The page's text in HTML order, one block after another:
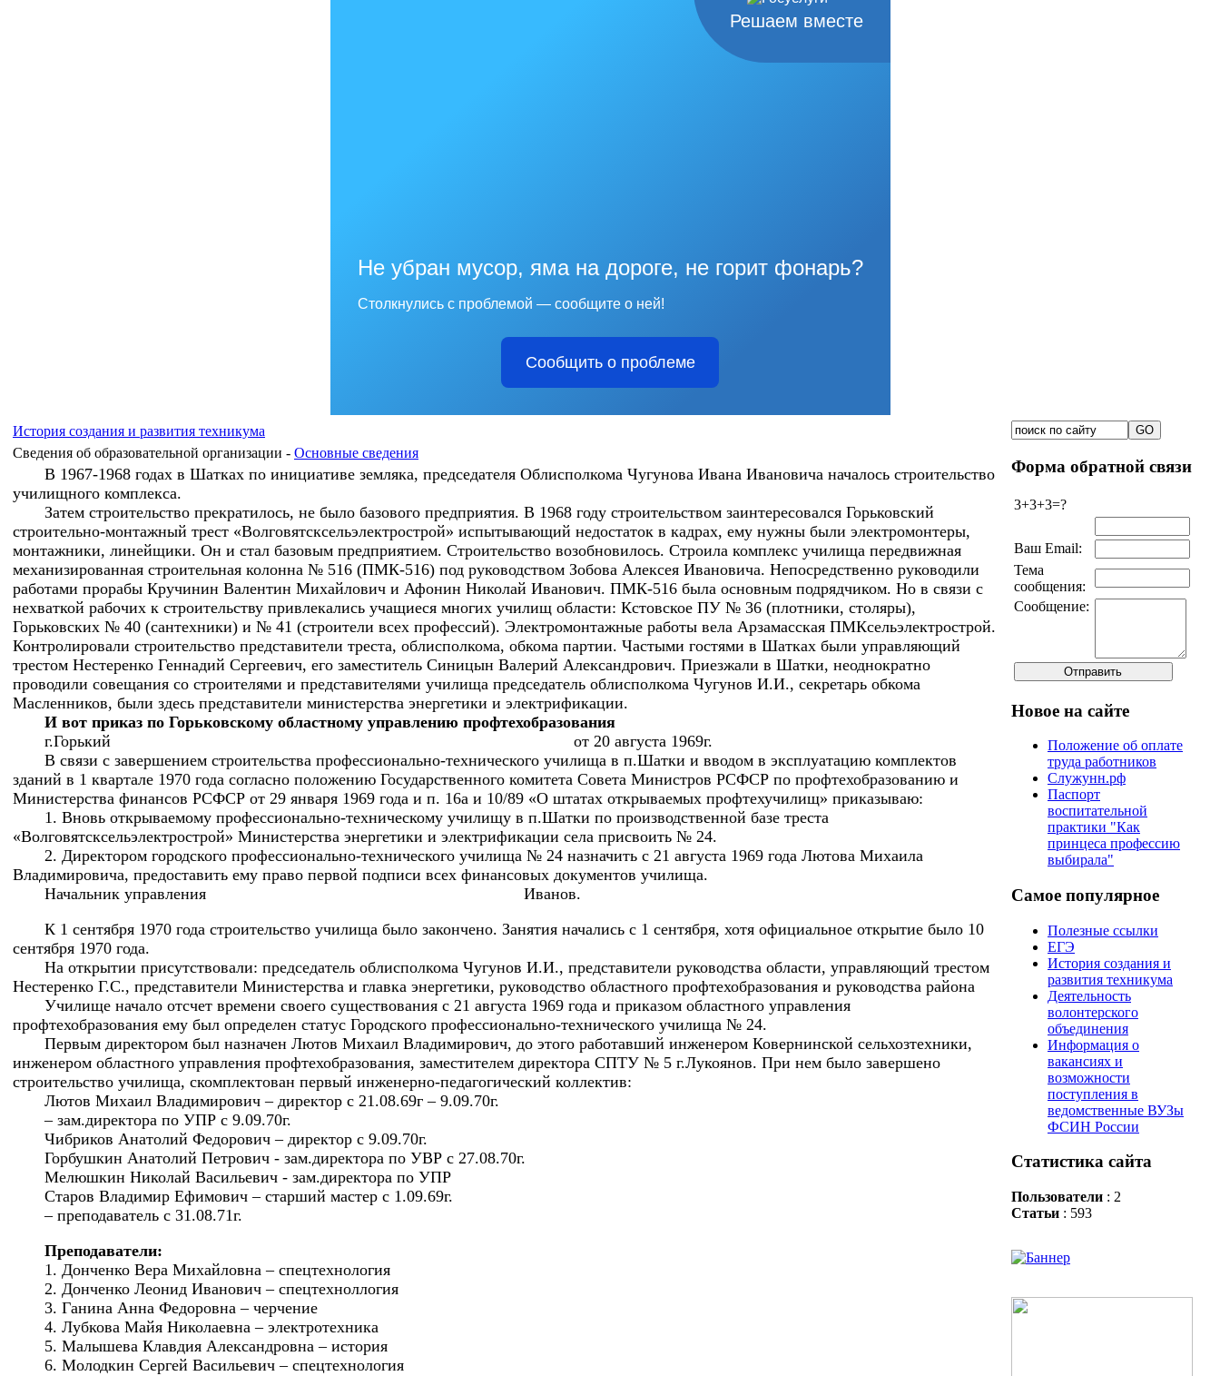
Решаем вместе
Не убран мусор, яма на дороге, не горит фонарь?
Столкнулись с проблемой — сообщите о ней!
Сообщить о проблеме
История создания и развития техникума
Сведения об образовательной организации - Основные сведения
В 1967-1968 годах в Шатках по инициативе земляка, председателя Облисполкома Чугунова Ивана Ивановича началось строительство
училищного комплекса.
Затем строительство прекратилось, не было базового предприятия. В 1968 году строительством заинтересовался Горьковский
строительно-монтажный трест «Волговятсксельэлектрострой» испытывающий недостаток в кадрах, ему нужны были электромонтеры,
монтажники, линейщики. Он и стал базовым предприятием. Строительство возобновилось. Строила комплекс училища передвижная
механизированная строительная колонна № 516 (ПМК-516) под руководством Зобова Алексея Ивановича. Непосредственно руководили
работами прорабы Кручинин Валентин Михайлович и Афонин Николай Иванович. ПМК-516 была основным подрядчиком. Но в связи с
нехваткой рабочих к строительству привлекались учащиеся многих училищ области: Кстовское ПУ № 36 (плотники, столяры),
Горьковских № 40 (сантехники) и № 41 (строители всех профессий). Электромонтажные работы вела Арзамасская ПМКсельэлектрострой.
Контролировали строительство представители треста, облисполкома, обкома партии. Частыми гостями в Шатках были управляющий
трестом Нестеренко Геннадий Сергеевич, его заместитель Синицын Валерий Александрович. Приезжали в Шатки, неоднократно
проводили совещания со строителями и представителями училища председатель облисполкома Чугунов И.И., секретарь обкома
Масленников, были здесь представители министерства энергетики и электрификации.
И вот приказ по Горьковскому областному управлению профтехобразования
г.Горький от 20 августа 1969г.
В связи с завершением строительства профессионально-технического училища в п.Шатки и вводом в эксплуатацию комплектов
зданий в 1 квартале 1970 года согласно положению Государственного комитета Совета Министров РСФСР по профтехобразованию и
Министерства финансов РСФСР от 29 января 1969 года и п. 16а и 10/89 «О штатах открываемых профтехучилищ» приказываю:
1. Вновь открываемому профессионально-техническому училищу в п.Шатки по производственной базе треста
«Волговятсксельэлектрострой» Министерства энергетики и электрификации села присвоить № 24.
2. Директором городского профессионально-технического училища № 24 назначить с 21 августа 1969 года Лютова Михаила
Владимировича, предоставить ему право первой подписи всех финансовых документов училища.
Начальник управления Иванов.
К 1 сентября 1970 года строительство училища было закончено. Занятия начались с 1 сентября, хотя официальное открытие было 10
сентября 1970 года.
На открытии присутствовали: председатель облисполкома Чугунов И.И., представители руководства области, управляющий трестом
Нестеренко Г.С., представители Министерства и главка энергетики, руководство областного профтехобразования и руководства района
Училище начало отсчет времени своего существования с 21 августа 1969 года и приказом областного управления
профтехобразования ему был определен статус Городского профессионально-технического училища № 24.
Первым директором был назначен Лютов Михаил Владимирович, до этого работавший инженером Ковернинской сельхозтехники,
инженером областного управления профтехобразования, заместителем директора СПТУ № 5 г.Лукоянов. При нем было завершено
строительство училища, скомплектован первый инженерно-педагогический коллектив:
Лютов Михаил Владимирович – директор с 21.08.69г – 9.09.70г.
– зам.директора по УПР с 9.09.70г.
Чибриков Анатолий Федорович – директор с 9.09.70г.
Горбушкин Анатолий Петрович - зам.директора по УВР с 27.08.70г.
Мелюшкин Николай Васильевич - зам.директора по УПР
Старов Владимир Ефимович – старший мастер с 1.09.69г.
– преподаватель с 31.08.71г.
Преподаватели:
1. Донченко Вера Михайловна – спецтехнология
2. Донченко Леонид Иванович – спецтехноллогия
3. Ганина Анна Федоровна – черчение
4. Лубкова Майя Николаевна – электротехника
5. Малышева Клавдия Александровна – история
6. Молодкин Сергей Васильевич – спецтехнология
Форма обратной связи
3+3+3=?
Ваш Email:
Тема
сообщения:
Сообщение:
Новое на сайте
Положение об оплате
труда работников
Служунн.рф
Паспорт
воспитательной
практики "Как
принцеса профессию
выбирала"
Самое популярное
Полезные ссылки
ЕГЭ
История создания и
развития техникума
Деятельность
волонтерского
объединения
Информация о
вакансиях и
возможности
поступления в
ведомственные ВУЗы
ФСИН России
Статистика сайта
Пользователи : 2
Статьи : 593